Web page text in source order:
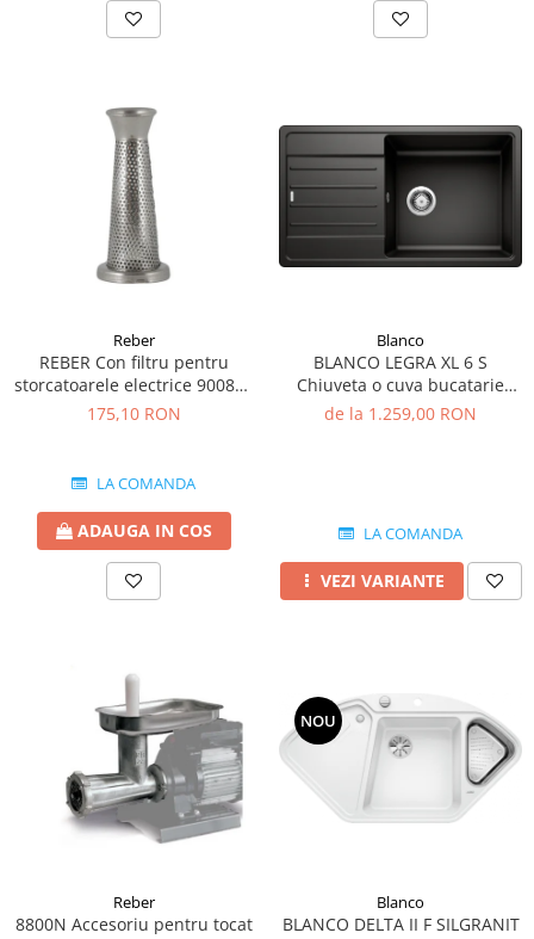
Reber
REBER Con filtru pentru
storcatoarele electrice 9008N-
2.5 MM
175,10 RON
LA COMANDA
ADAUGA IN COS
Blanco
BLANCO LEGRA XL 6 S
Chiuveta o cuva bucatarie
silgranit 86x50 cm
de la 1.259,00 RON
LA COMANDA
VEZI VARIANTE
Reber
8800N Accesoriu pentru tocat
NOU
Blanco
BLANCO DELTA II F SILGRANIT